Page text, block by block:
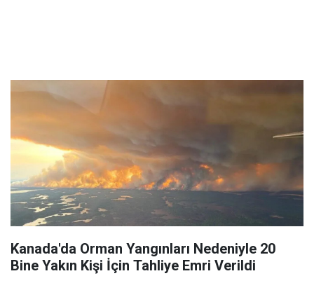
Kanada'da Orman Yangınları Nedeniyle 20
Bine Yakın Kişi İçin Tahliye Emri Verildi